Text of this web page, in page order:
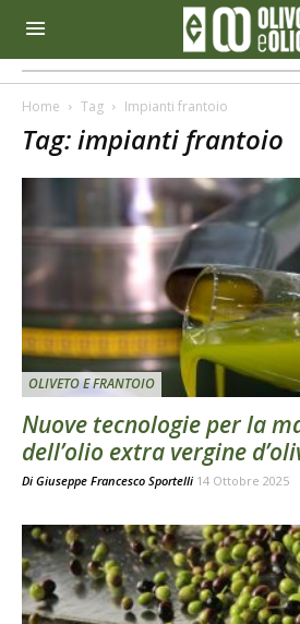
Home Tag Impianti frantoio
Tag: impianti frantoio
OLIVETO E FRANTOIO
Nuove tecnologie per la
dell’olio extra vergine
Di Giuseppe Francesco Sportelli 14 Ottobre 2025